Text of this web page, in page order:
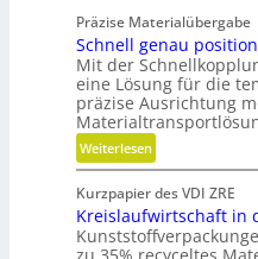
V
e
r
g
l
e
i
c
h
Präzise Materialübergabe
Schnell genau
Mit der
eine Lösung für die
präzise Ausrichtung
Weiterlesen:
S
c
h
n
Kurzpapier des VDI ZRE
Kreislaufwirtschaft in